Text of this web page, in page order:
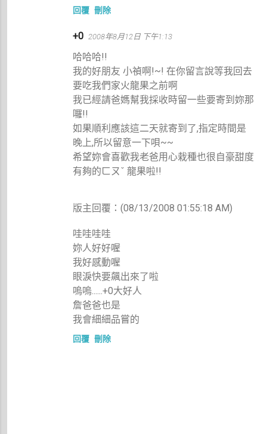
回覆 刪除
+0 2008年8月12日 下午1:13
哈哈哈!!
我的好朋友 小禎啊!~! 在你留言說等我回去
要吃我們家火龍果之前啊
我已經請爸媽幫我採收時留一些要寄到妳那
囉!!
如果順利應該這二天就寄到了,指定時間是
晚上,所以留意一下唄~~
希望妳會喜歡我老爸用心栽種也很自豪甜度
有夠的ㄈㄡˇ 龍果啦!!
版主回覆：(08/13/2008 01:55:18 AM)
哇哇哇哇
妳人好好喔
我好感動喔
眼淚快要飆出來了啦
嗚嗚......+0大好人
詹爸爸也是
我會細細品嘗的
回覆 刪除